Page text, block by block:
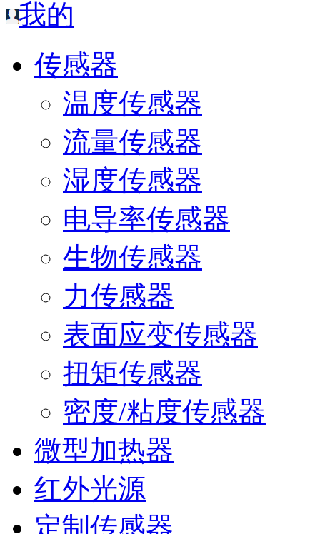
我的
传感器
温度传感器
流量传感器
湿度传感器
电导率传感器
生物传感器
力传感器
表面应变传感器
扭矩传感器
密度/粘度传感器
微型加热器
红外光源
定制传感器